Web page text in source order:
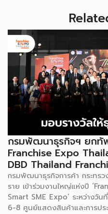
กรมพัฒนาธุรกิจฯ ยกทั
Franchise Expo
DBD Thailand
กรมพัฒนาธุรกิจการค้า กระทร
ราย เข้าร่วมงานใหญ่แห่งปี
Smart SME Expo’ ระหว่าง
6-8 ศูนย์แสดงสินค้าและการป